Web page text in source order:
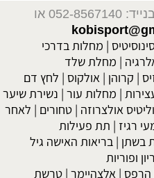
או
| מחלות בדרכי
| מחלת שלד
| קרוהן | אולקוס | לחץ דם
| מחלות עור | נשירת שיער
אולצרוזה |טחורים | לאחר
רגיז | תת פעילות
בשתן | בריאות האישה גיל
ופוריות
הרפס | אלצהיימר |טרשת